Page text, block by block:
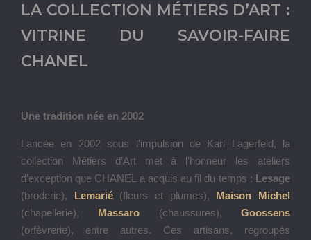
LA COLLECTION MÉTIERS D’ART :
VITRINE DU SAVOIR-FAIRE
CHANEL
Une tradition née en 2002
Lancée en 2002 sous l’impulsion de Karl Lagerfeld, la
collection Métiers d’Art met à l’honneur les ateliers
d’exception que CHANEL a acquis au fil du temps : Lesage
(broderie), Lemarié(fleurs et plumes), Maison Michel
(chapellerie), Massaro (chaussures),Goossens
(orfèvrerie), entre autres. Ces artisans, regroupés